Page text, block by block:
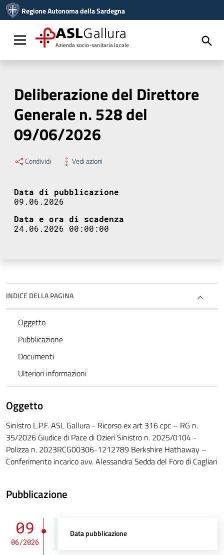
Vai al menu di navigazione
Vai al footer
Regione Autonoma della Sardegna
Toggle navigation
ASLGallura
Azienda socio-sanitaria locale
Deliberazione del Direttore
Generale n. 528 del
09/06/2026
Condividi Vedi azioni
Data di pubblicazione
09.06.2026
Data e ora di scadenza
24.06.2026 00:00:00
INDICE DELLA PAGINA
Oggetto
Pubblicazione
Documenti
Ulteriori informazioni
Oggetto
Sinistro L.P.F. ASL Gallura - Ricorso ex art 316 cpc – RG n.
35/2026 Giudice di Pace di Ozieri Sinistro n. 2025/0104 -
Polizza n. 2023RCG00306-1212789 Berkshire Hathaway –
Conferimento incarico avv. Alessandra Sedda del Foro di Cagliari
Pubblicazione
09
06/2026
Data pubblicazione